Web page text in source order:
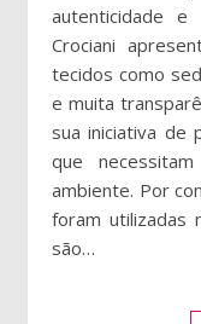
autenticidade
Crociani
tecidos como
e muita
sua iniciativa de
que
ambiente. Por
foram utilizadas
são…